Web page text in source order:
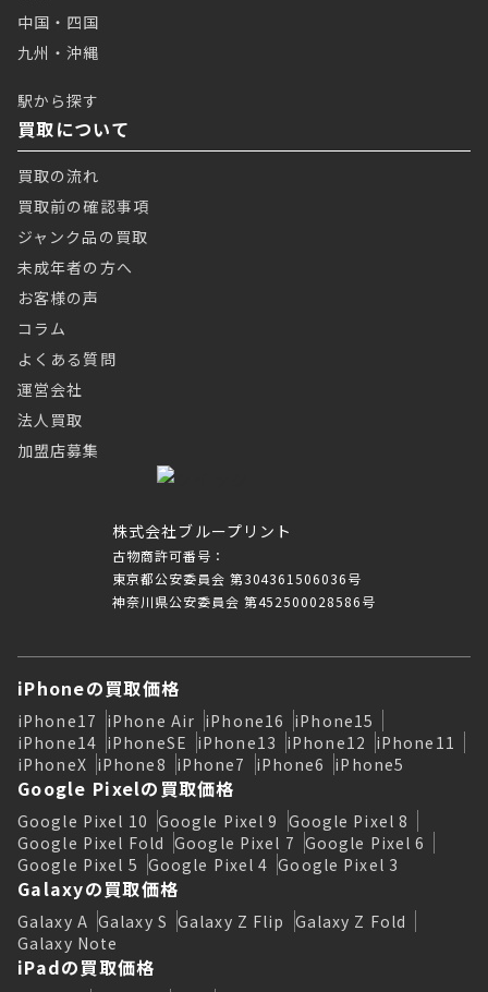
株式会社ブループリント
古物商許可番号：
東京都公安委員会 第304361506036号
神奈川県公安委員会 第452500028586号
中国・四国
九州・沖縄
駅から探す
買取について
買取の流れ
買取前の確認事項
ジャンク品の買取
未成年者の方へ
お客様の声
コラム
よくある質問
運営会社
法人買取
加盟店募集
iPhoneの買取価格
iPhone17 iPhone Air iPhone16 iPhone15
iPhone14 iPhoneSE iPhone13 iPhone12 iPhone11
iPhoneX iPhone8 iPhone7 iPhone6 iPhone5
Google Pixelの買取価格
Google Pixel 10 Google Pixel 9 Google Pixel 8
Google Pixel Fold Google Pixel 7 Google Pixel 6
Google Pixel 5 Google Pixel 4 Google Pixel 3
Galaxyの買取価格
Galaxy A Galaxy S Galaxy Z Flip Galaxy Z Fold
Galaxy Note
iPadの買取価格